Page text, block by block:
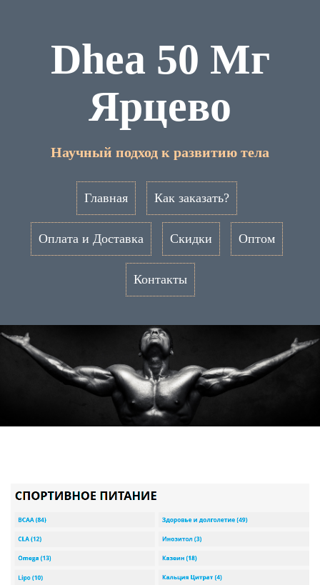
Dhea 50 Мг
Ярцево
Научный подход к развитию тела
Главная Как заказать?
Оплата и Доставка Скидки Оптом
Контакты